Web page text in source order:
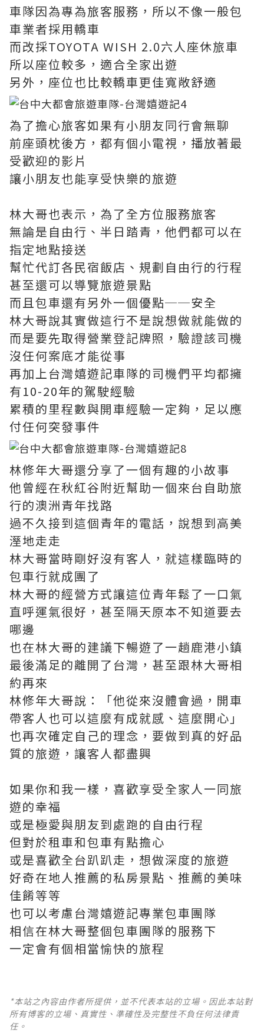
車隊因為專為旅客服務，所以不像一般包
車業者採用轎車
而改採TOYOTA WISH 2.0六人座休旅車
所以座位較多，適合全家出遊
另外，座位也比較轎車更佳寬敞舒適
為了擔心旅客如果有小朋友同行會無聊
前座頭枕後方，都有個小電視，播放著最
受歡迎的影片
讓小朋友也能享受快樂的旅遊
林大哥也表示，為了全方位服務旅客
無論是自由行、半日踏青，他們都可以在
指定地點接送
幫忙代訂各民宿飯店、規劃自由行的行程
甚至還可以導覽旅遊景點
而且包車還有另外一個優點──安全
林大哥說其實做這行不是說想做就能做的
而是要先取得營業登記牌照，驗證該司機
沒任何案底才能從事
再加上台灣嬉遊記車隊的司機們平均都擁
有10-20年的駕駛經驗
累積的里程數與開車經驗一定夠，足以應
付任何突發事件
林修年大哥還分享了一個有趣的小故事
他曾經在秋紅谷附近幫助一個來台自助旅
行的澳洲青年找路
過不久接到這個青年的電話，說想到高美
溼地走走
林大哥當時剛好沒有客人，就這樣臨時的
包車行就成團了
林大哥的經營方式讓這位青年鬆了一口氣
直呼運氣很好，甚至隔天原本不知道要去
哪邊
也在林大哥的建議下暢遊了一趟鹿港小鎮
最後滿足的離開了台灣，甚至跟林大哥相
約再來
林修年大哥說：「他從來沒體會過，開車
帶客人也可以這麼有成就感、這麼開心」
也再次確定自己的理念，要做到真的好品
質的旅遊，讓客人都盡興
如果你和我一樣，喜歡享受全家人一同旅
遊的幸福
或是極愛與朋友到處跑的自由行程
但對於租車和包車有點擔心
或是喜歡全台趴趴走，想做深度的旅遊
好奇在地人推薦的私房景點、推薦的美味
佳餚等等
也可以考慮台灣嬉遊記專業包車團隊
相信在林大哥整個包車團隊的服務下
一定會有個相當愉快的旅程
*本站之內容由作者所提供，並不代表本站的立場。因此本站對
所有博客的立場、真實性、準確性及完整性不負任何法律責
任。